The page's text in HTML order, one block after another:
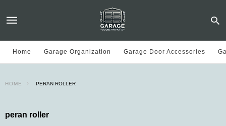
Home Garage Organization Garage Door Accessories
HOME PERAN ROLLER
peran roller